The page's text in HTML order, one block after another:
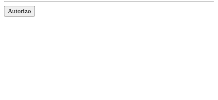
Autorizo